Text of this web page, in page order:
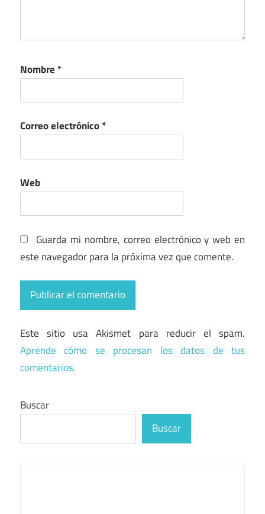
Nombre *
Correo electrónico*
Web
Guarda mi nombre, correo electrónico y web en
este navegador para la próxima vez que comente.
Este sitio usa Akismet para reducir el spam.
Aprende cómo se procesan los datos de tus
comentarios.
Buscar
Buscar